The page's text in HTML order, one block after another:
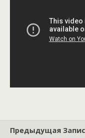
Предыдущая